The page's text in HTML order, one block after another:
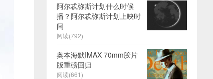
阿尔忒弥斯计划什么时候
播？阿尔忒弥斯计划上映时
间
阅读(792)
奥本海默IMAX 70mm胶片
版重磅回归
阅读(661)